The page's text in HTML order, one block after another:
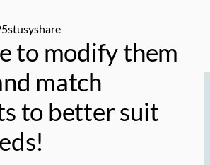
stusyshare
to modify them
match
to better suit